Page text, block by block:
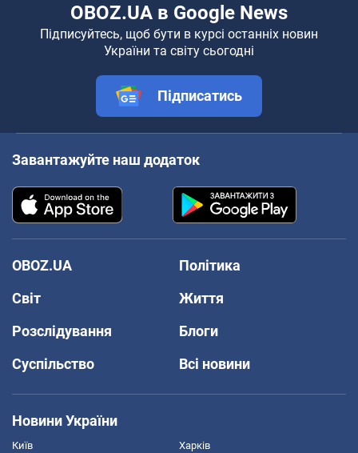
OBOZ.UA в Google News
Підписуйтесь, щоб бути в курсі останніх новин
України та світу сьогодні
Підписатись
Завантажуйте наш додаток
OBOZ.UA
Політика
Світ
Життя
Розслідування
Блоги
Суспільство
Всі новини
Новини України
Київ Харків